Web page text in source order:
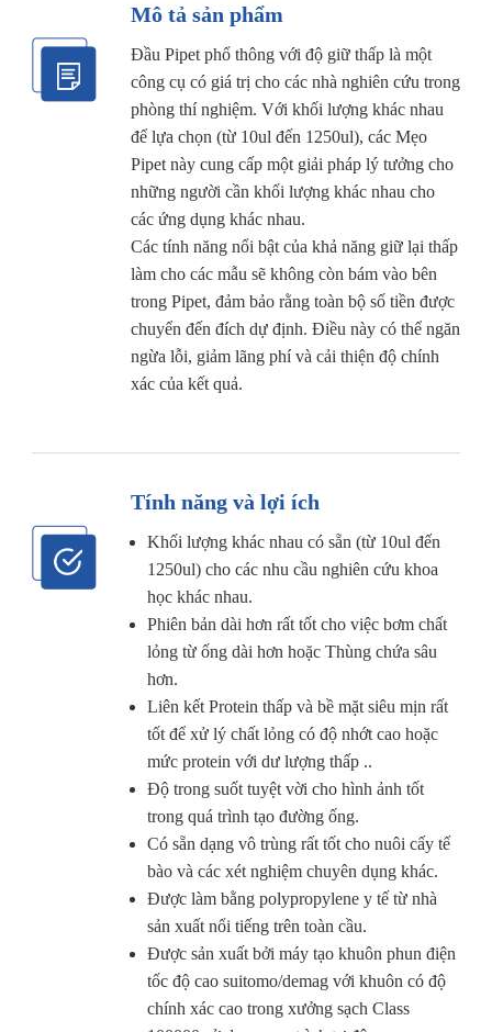
Mô tả sản phẩm
Đầu Pipet phổ thông với độ giữ thấp là một
công cụ có giá trị cho các nhà nghiên cứu trong
phòng thí nghiệm. Với khối lượng khác nhau
để lựa chọn (từ 10ul đến 1250ul), các Mẹo
Pipet này cung cấp một giải pháp lý tưởng cho
những người cần khối lượng khác nhau cho
các ứng dụng khác nhau.
Các tính năng nổi bật của khả năng giữ lại thấp
làm cho các mẫu sẽ không còn bám vào bên
trong Pipet, đảm bảo rằng toàn bộ số tiền được
chuyển đến đích dự định. Điều này có thể ngăn
ngừa lỗi, giảm lãng phí và cải thiện độ chính
xác của kết quả.
Tính năng và lợi ích
Khối lượng khác nhau có sẵn (từ 10ul đến
1250ul) cho các nhu cầu nghiên cứu khoa
học khác nhau.
Phiên bản dài hơn rất tốt cho việc bơm chất
lỏng từ ống dài hơn hoặc Thùng chứa sâu
hơn.
Liên kết Protein thấp và bề mặt siêu mịn rất
tốt để xử lý chất lỏng có độ nhớt cao hoặc
mức protein với dư lượng thấp ..
Độ trong suốt tuyệt vời cho hình ảnh tốt
trong quá trình tạo đường ống.
Có sẵn dạng vô trùng rất tốt cho nuôi cấy tế
bào và các xét nghiệm chuyên dụng khác.
Được làm bằng polypropylene y tế từ nhà
sản xuất nổi tiếng trên toàn cầu.
Được sản xuất bởi máy tạo khuôn phun điện
tốc độ cao suitomo/demag với khuôn có độ
chính xác cao trong xưởng sạch Class